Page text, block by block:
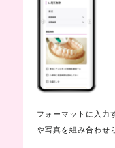
フォーマットに入力
や写真を組み合わせ